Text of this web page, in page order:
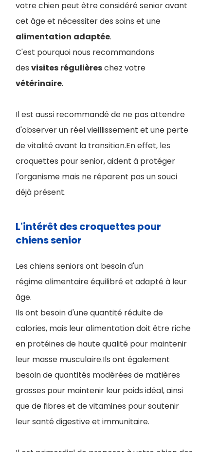
votre chien peut être considéré senior avant
cet âge et nécessiter des soins et une
alimentation adaptée.
C'est pourquoi nous recommandons
des visites régulièreschez votre
vétérinaire.
Il est aussi recommandé de ne pas attendre
d'observer un réel vieillissement et une perte
de vitalité avant la transition.En effet, les
croquettes pour senior, aident à protéger
l'organisme mais ne réparent pas un souci
déjà présent.
L'intérêt des croquettes pour
chiens senior
Les chiens seniors ont besoin d'un
régime alimentaire équilibré et adapté à leur
âge.
Ils ont besoin d'une quantité réduite de
calories, mais leur alimentation doit être riche
en protéines de haute qualité pour maintenir
leur masse musculaire.Ils ont également
besoin de quantités modérées de matières
grasses pour maintenir leur poids idéal, ainsi
que de fibres et de vitamines pour soutenir
leur santé digestive et immunitaire.